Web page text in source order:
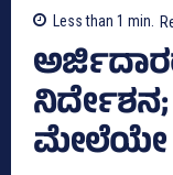
Less than 1 min.
ಮೇಲೆಯೇ